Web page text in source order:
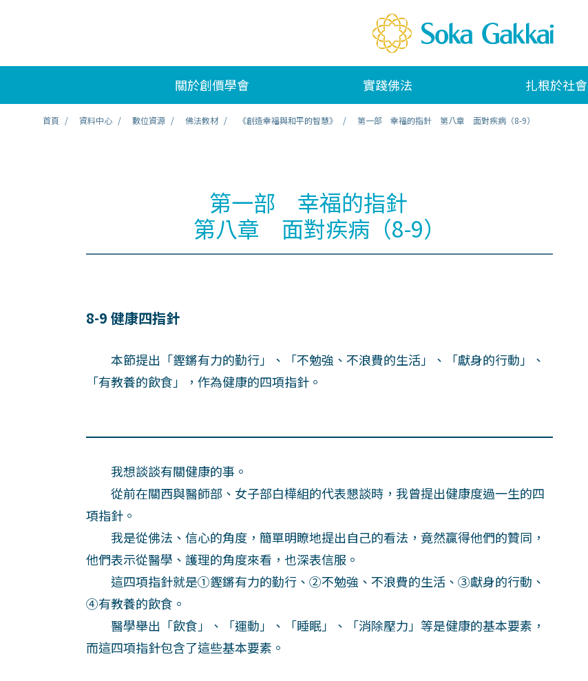
關於創價學會 實踐佛法 扎根於社會
首頁 資料中心 數位資源 佛法教材 《創造幸福與和平的智慧》 第一部 幸福的指針 第八章 面對疾病（8-9）
第一部 幸福的指針
第八章 面對疾病（8-9）
8-9 健康四指針
本節提出「鏗鏘有力的勤行」、「不勉強、不浪費的生活」、「獻身的行動」、
「有教養的飲食」，作為健康的四項指針。
我想談談有關健康的事。
從前在關西與醫師部、女子部白樺組的代表懇談時，我曾提出健康度過一生的四
項指針。
我是從佛法、信心的角度，簡單明瞭地提出自己的看法，竟然贏得他們的贊同，
他們表示從醫學、護理的角度來看，也深表信服。
這四項指針就是①鏗鏘有力的勤行、②不勉強、不浪費的生活、③獻身的行動、
④有教養的飲食。
醫學舉出「飲食」、「運動」、「睡眠」、「消除壓力」等是健康的基本要素，
而這四項指針包含了這些基本要素。